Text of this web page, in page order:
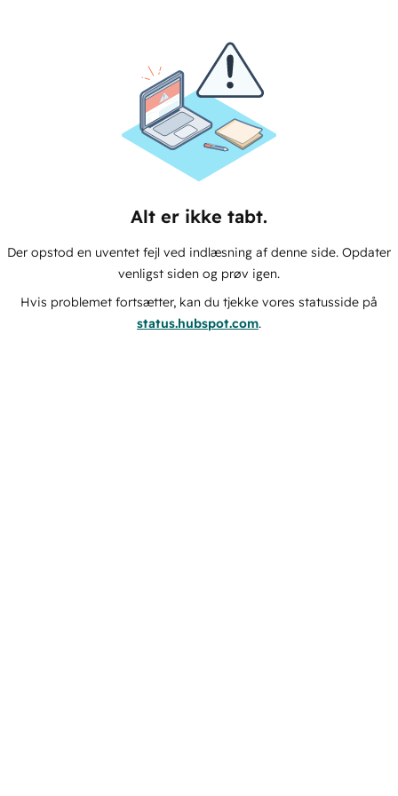
Alt er ikke tabt.
Der opstod en uventet fejl ved indlæsning af denne side. Opdater
venligst siden og prøv igen.
Hvis problemet fortsætter, kan du tjekke vores statusside på
status.hubspot.com.